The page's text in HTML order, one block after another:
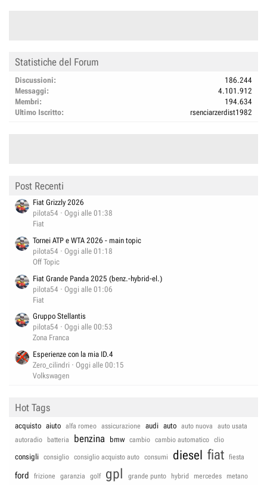
Statistiche del Forum
Discussioni
186.244
Messaggi
4.101.912
Membri
194.634
Ultimo Iscritto
rsenciarzerdist1982
Post Recenti
Fiat Grizzly 2026
pilota54
Oggi alle 01:38
Fiat
Tornei ATP e WTA 2026 - main topic
pilota54
Oggi alle 01:18
Off Topic
Fiat Grande Panda 2025 (benz.-hybrid-el.)
pilota54
Oggi alle 01:06
Fiat
Gruppo Stellantis
pilota54
Oggi alle 00:53
Zona Franca
Esperienze con la mia ID.4
Zero_cilindri
Oggi alle 00:15
Volkswagen
Hot Tags
acquisto aiuto alfa romeo assicurazione audi auto auto nuova
auto usata
autoradio
batteria benzina bmw cambio cambio automatico clio
consigli consiglio consiglio acquisto auto consumi diesel fiat fiesta
ford frizione garanzia golf gpl grande punto hybrid mercedes metano